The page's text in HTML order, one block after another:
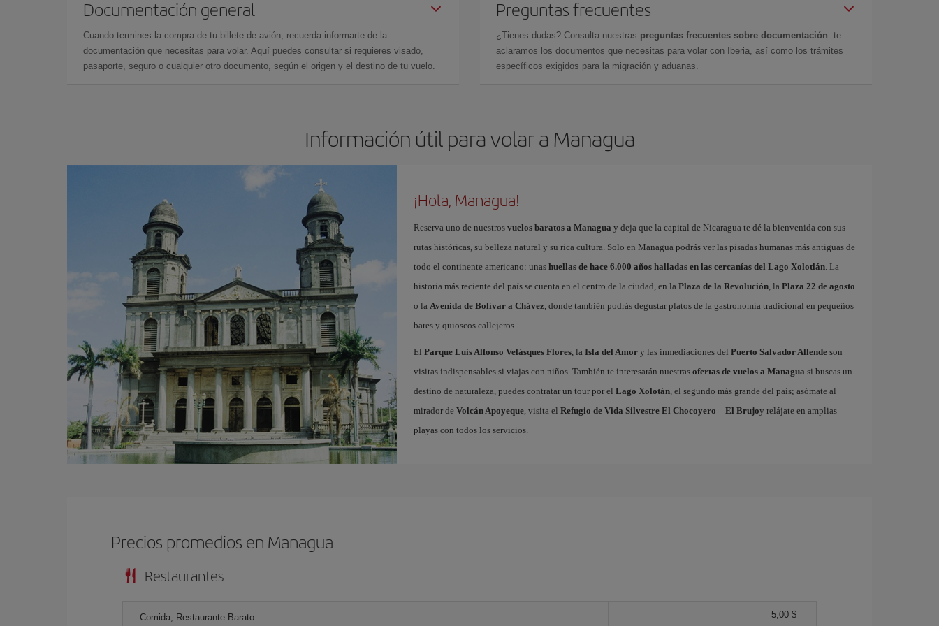
Documentación general
Cuando termines la compra de tu billete de avión, recuerda informarte de la
documentación que necesitas para volar. Aquí puedes consultar si requieres visado,
pasaporte, seguro o cualquier otro documento, según el origen y el destino de tu vuelo.
Preguntas frecuentes
¿Tienes dudas? Consulta nuestras preguntas frecuentes sobre documentación: te
aclaramos los documentos que necesitas para volar con Iberia, así como los trámites
específicos exigidos para la migración y aduanas.
Información útil para volar a Managua
¡Hola, Managua!
Reserva uno de nuestros vuelos baratos a Managua y deja que la capital de Nicaragua te dé la bienvenida con sus
rutas históricas, su belleza natural y su rica cultura. Solo en Managua podrás ver las pisadas humanas más antiguas de
todo el continente americano: unas huellas de hace 6.000 años halladas en las cercanías del Lago Xolotlán. La
historia más reciente del país se cuenta en el centro de la ciudad, en la Plaza de la Revolución, la Plaza 22 de agosto
o la Avenida de Bolívar a Chávez, donde también podrás degustar platos de la gastronomía tradicional en pequeños
bares y quioscos callejeros.
El Parque Luis Alfonso Velásques Flores, la Isla del Amory las inmediaciones del Puerto Salvador Allendeson
visitas indispensables si viajas con niños. También te interesarán nuestras ofertas de vuelos a Managua si buscas un
destino de naturaleza, puedes contratar un tour por el Lago Xolotán, el segundo más grande del país; asómate al
mirador de Volcán Apoyeque, visita el Refugio de Vida Silvestre El Chocoyero – El Brujoy relájate en amplias
playas con todos los servicios.
Precios promedios en Managua
Restaurantes
Comida, Restaurante Barato 5,00 $